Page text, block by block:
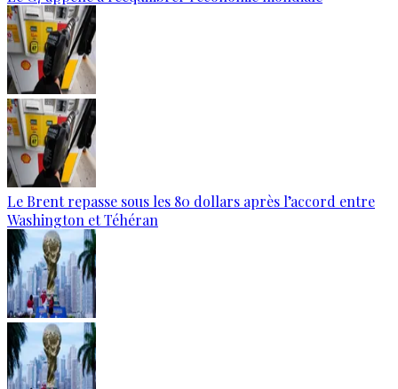
Le Brent repasse sous les 80 dollars après l’accord entre
Washington et Téhéran